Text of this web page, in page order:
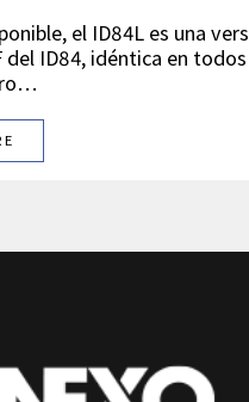
el ID84L es una
del ID84, idéntica en